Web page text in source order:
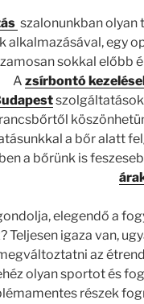
szalonunkban olyan
alkalmazásával, egy
sokkal előbb
Azsírbontó
a bőr alatt
a bőrünk is
elegendő a
Teljesen igaza van,
az
olyan sportot és
részek